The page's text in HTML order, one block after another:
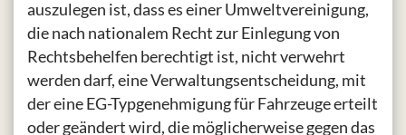
auszulegen ist, dass es einer Umweltvereinigung,
die nach nationalem Recht zur Einlegung von
Rechtsbehelfen berechtigt ist, nicht verwehrt
werden darf, eine Verwaltungsentscheidung, mit
der eine EG-Typgenehmigung für Fahrzeuge erteilt
oder geändert wird, die möglicherweise gegen das